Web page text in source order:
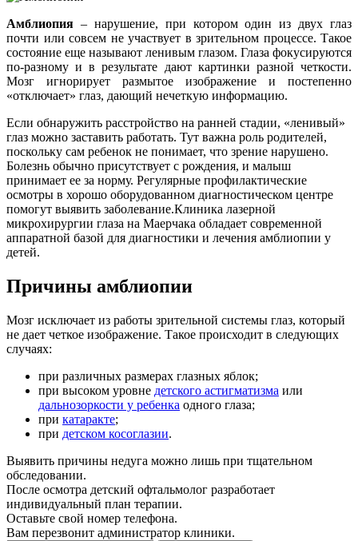
Амблиопия – нарушение, при котором один из двух глаз
почти или совсем не участвует в зрительном процессе. Такое
состояние еще называют ленивым глазом. Глаза фокусируются
по-разному и в результате дают картинки разной четкости.
Мозг игнорирует размытое изображение и постепенно
«отключает» глаз, дающий нечеткую информацию.
Если обнаружить расстройство на ранней стадии, «ленивый»
глаз можно заставить работать. Тут важна роль родителей,
поскольку сам ребенок не понимает, что зрение нарушено.
Болезнь обычно присутствует с рождения, и малыш
принимает ее за норму. Регулярные профилактические
осмотры в хорошо оборудованном диагностическом центре
помогут выявить заболевание.Клиника лазерной
микрохирургии глаза на Маерчака обладает современной
аппаратной базой для диагностики и лечения амблиопии у
детей.
Причины амблиопии
Мозг исключает из работы зрительной системы глаз, который
не дает четкое изображение. Такое происходит в следующих
случаях:
при различных размерах глазных яблок;
при высоком уровне детского астигматизма или
дальнозоркости у ребенка одного глаза;
при катаракте;
при детском косоглазии.
Выявить причины недуга можно лишь при тщательном
обследовании.
После осмотра детский офтальмолог разработает
индивидуальный план терапии.
Оставьте свой номер телефона.
Вам перезвонит администратор клиники.